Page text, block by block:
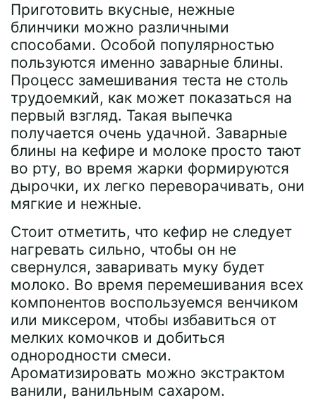
Приготовить вкусные, нежные
блинчики можно различными
способами. Особой популярностью
пользуются именно заварные блины.
Процесс замешивания теста не столь
трудоемкий, как может показаться на
первый взгляд. Такая выпечка
получается очень удачной. Заварные
блины на кефире и молоке просто тают
во рту, во время жарки формируются
дырочки, их легко переворачивать, они
мягкие и нежные.
Стоит отметить, что кефир не следует
нагревать сильно, чтобы он не
свернулся, заваривать муку будет
молоко. Во время перемешивания всех
компонентов воспользуемся венчиком
или миксером, чтобы избавиться от
мелких комочков и добиться
однородности смеси.
Ароматизировать можно экстрактом
ванили, ванильным сахаром.